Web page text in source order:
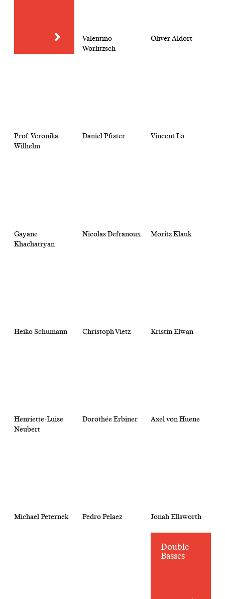
Valentino
Worlitzsch
Oliver Aldort
Prof. Veronika
Wilhelm
Daniel Pfister Vincent Lo
Gayane
Khachatryan
Nicolas Defranoux Moritz Klauk
Heiko Schumann Christoph Vietz Kristin Elwan
Henriette-Luise
Neubert
Dorothée Erbiner Axel von Huene
Michael Peternek Pedro Pelaez Jonah Ellsworth
Double
Basses